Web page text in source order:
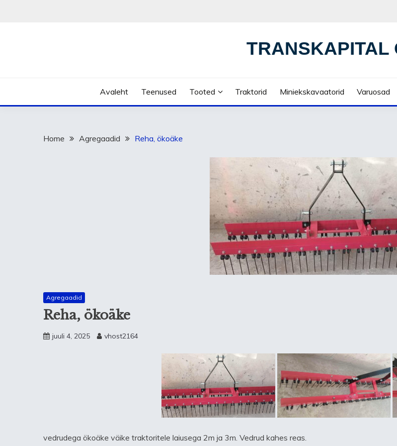
TRANSKAPITAL
Avaleht Teenused Tooted Traktorid Miniekskavaatorid Varuosad
Home Agregaadid Reha, ökoäke
Agregaadid
Reha, ökoäke
juuli 4, 2025 vhost2164
vedrudega ökoäke väike traktoritele laiusega 2m ja 3m. Vedrud kahes reas.